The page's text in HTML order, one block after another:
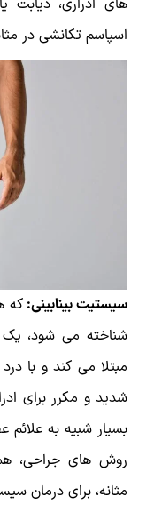
اسپاسم تکانشی در
سیستیت بینابینی:که
شناخته می شود، یک
مبتلا می کند و با
شدید و مکرر برای
بسیار شبیه به علائم
روش های جراحی،
مثانه، برای درمان